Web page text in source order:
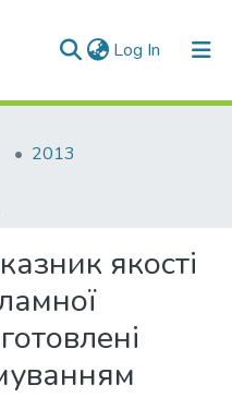
Log In (current)
2013
якості